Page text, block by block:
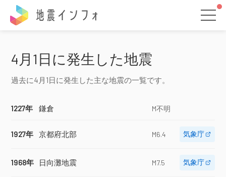
4月1日に発生した地震
過去に4月1日に発生した主な地震の一覧です。
1227年 鎌倉 M不明
1927年 京都府北部 M6.4 気象庁
1968年 日向灘地震 M7.5 気象庁